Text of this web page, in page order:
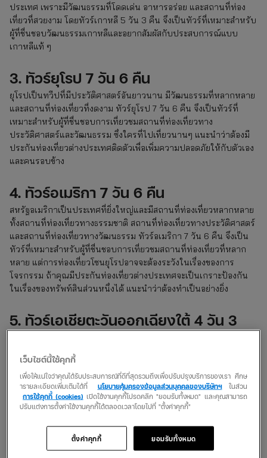
ประเทศ เพราะมีวัฒนธรรมที่โดดเด่น อาหารอร่อย และสถานที่ท่อง
เที่ยวที่สวยงาม โดยทัวร์เกาหลี 5 วัน 3 คืน จึงเป็นทัวร์ที่เหมาะสำหรับ
ผู้ที่ชื่นชอบวัฒนธรรมเกาหลีและอยากสัมผัสกับประสบการณ์แบบ
เกาหลีแท้ ๆ
3. ทัวร์ยุโรป 7 วัน 6 คืน
ยุโรปเป็นทวีปที่มีประวัติศาสตร์อันยาวนาน มีวัฒนธรรมที่หลากหลาย
และสถานที่ท่องเที่ยวที่งดงาม ทัวร์ยุโรป 7 วัน 6 คืน จึงเป็นทัวร์ที่
เหมาะสำหรับผู้ที่ชื่นชอบการเที่ยวชมสถานที่ท่องเที่ยวทาง
ประวัติศาสตร์และวัฒนธรรม ซึ่งใครที่ไปเที่ยวนานๆ แนะนำว่าต้องมี
ประกันท่องเที่ยวต่างประเทศติดตัวเพื่อเพิ่มความปลอดภัยให้กับตัวเอง
และคนรอบข้าง
4. ทัวร์อเมริกา 7 วัน 6 คืน
สหรัฐอเมริกาเป็นประเทศที่ยิ่งใหญ่และมีสถานที่ท่องเที่ยวหลากหลาย
ทั้งสถานที่ท่องเที่ยวทางธรรมชาติ สถานที่ท่องเที่ยวทางประวัติศาสตร์
และสถานที่ท่องเที่ยวทางวัฒนธรรม ทัวร์อเมริกา 7 วัน 6 คืน จึงเป็น
ทัวร์ที่เหมาะสำหรับผู้ที่ชื่นชอบการเที่ยวชมสถานที่ท่องเที่ยวที่หลาก
หลาย แต่การท่องเที่ยวโซนยุโรปอาจจะต้องระวังในเรื่องของการ
โจรกรรม ถ้าคุณมีประกันท่องเที่ยวต่างประเทศจะเป็นเกราะป้องกัน
ในเรื่องของทรัพท์สินส่วนหนึ่งได้ แนะนำว่าต้องทำเป็นอย่างยิ่ง
5. ทัวร์เอเชียตะวันออกเฉียงใต้ 4 วัน 3
เอเชียตะวันออกเฉียงใต้เป็นภูมิภาคที่มีสถานที่ท่องเที่ยวที่สวยงามและ
ราคาไม่แพง ทัวร์เอเชียตะวันออกเฉียงใต้ 4 วัน 3 คืน จึงเป็นทัวร์ที่
เหมาะสำหรับผู้ที่อยากเที่ยวต่างประเทศในราคาประหยัด
นอกจากทัวร์ท่องเที่ยวต่างประเทศสุดฮิตที่กล่าวมาแล้ว ยังมีทัวร์ท่อง
เที่ยวต่างประเทศอีกมากมายให้เลือกสรร ไม่ว่าจะเป็นทัวร์เพื่อชม
ธรรมชาติ ทัวร์เพื่อศึกษาวัฒนธรรม, ทัวร์เพื่อชอปปิงหรือทัวร์เพื่อพัก
ผ่อน สายเที่ยวสามารถเลือกทัวร์ประกันท่องเที่ยวต่างประเทศที่ตอบ
เว็บไซต์นี้ใช้คุกกี้
เพื่อให้แน่ใจว่าคุณได้รับประสบการณ์ที่ดีที่สุดรวมถึงเพื่อปรับปรุงบริการของเรา ศึกษ
ารายละเอียดเพิ่มเติมได้ที่
นโยบายคุ้มครองข้อมูลส่วนบุคคลของบริษัทฯในส่วน
การใช้คุกกี้ (cookies) เปิดใช้งานคุกกี้โปรดคลิก "ยอมรับทั้งหมด" และคุณสามารถ
ปรับแต่งการตั้งค่าใช้งานคุกกี้ได้ตลอดเวลาโดยไปที่ "ตั้งค่าคุกกี้"
ยอมรับทั้งหมด
ตั้งค่าคุกกี้